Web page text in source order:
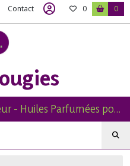
Contact 0 0
Sprays d'Ambiance et d'Intérieur - Huiles Parfumées pour Diffuseur -Diffuseur Voiture - Bougies Naturelles Parfumées - Brumes de Linge -